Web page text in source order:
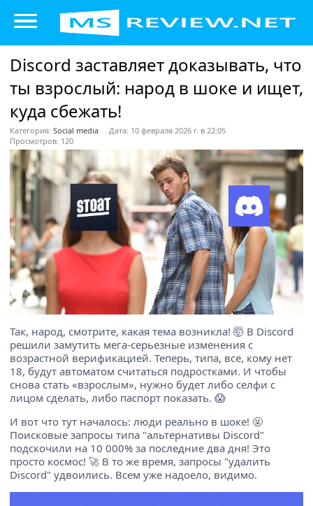
Discord заставляет доказывать, что
ты взрослый: народ в шоке и ищет,
куда сбежать!
Категория: Social media
Дата: 10 февраля 2026 г. в 22:05
Просмотров: 120
Так, народ, смотрите, какая тема возникла! 🤯 В Discord
решили замутить мега-серьезные изменения с
возрастной верификацией. Теперь, типа, все, кому нет
18, будут автоматом считаться подростками. И чтобы
снова стать «взрослым», нужно будет либо селфи с
лицом сделать, либо паспорт показать. 😱
И вот что тут началось: люди реально в шоке! 🤬
Поисковые запросы типа "альтернативы Discord"
подскочили на 10 000% за последние два дня! Это
просто космос! 🚀 В то же время, запросы "удалить
Discord" удвоились. Всем уже надоело, видимо.